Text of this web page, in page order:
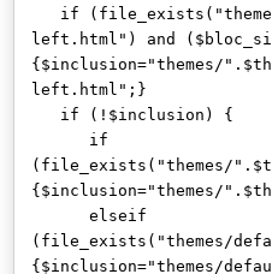
if
left.html") and
{$inclusion="themes/
left.html";}
if (!$inclusion) {
if
(file_exists("themes/
{$inclusion="themes/
elseif
(file_exists("themes/
{$inclusion="themes/